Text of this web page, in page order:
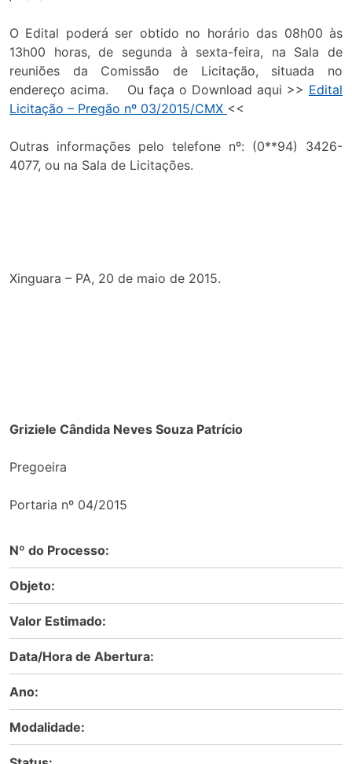
O Edital poderá ser obtido no horário das 08h00 às
13h00 horas, de segunda à sexta-feira, na Sala de
reuniões da Comissão de Licitação, situada no
endereço acima. Ou faça o Download aqui >> Edital
Licitação – Pregão nº 03/2015/CMX <<
Outras informações pelo telefone nº: (0**94) 3426-
4077, ou na Sala de Licitações.
Xinguara – PA, 20 de maio de 2015.
Griziele Cândida Neves Souza Patrício
Pregoeira
Portaria nº 04/2015
Nº do Processo:
Objeto:
Valor Estimado:
Data/Hora de Abertura:
Ano:
Modalidade: